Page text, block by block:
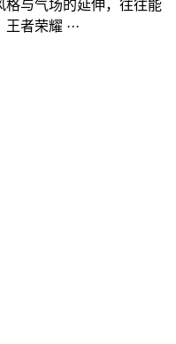
格与气场的延伸，往往能
者荣耀 ···